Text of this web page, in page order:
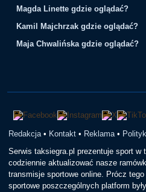
Magda Linette gdzie oglądać?
Kamil Majchrzak gdzie oglądać?
Maja Chwalińska gdzie oglądać?
Redakcja • Kontakt • Reklama •
Serwis taksiegra.pl prezentuje sport w
codziennie aktualizować nasze
transmisje sportowe online. Prócz
sportowe poszczególnych platform